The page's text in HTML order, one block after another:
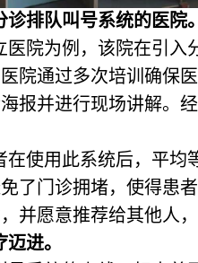
排队叫号系统的医院。
医院为例，该院在引
院通过多次培训确保
报并进行现场讲解。
在使用此系统后，平均
了门诊拥堵，使得患
并愿意推荐给其他人
进。